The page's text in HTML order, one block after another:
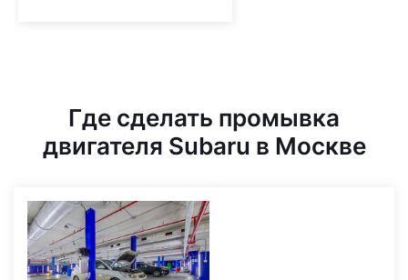
Где сделать промывка
двигателя Subaru в Москве